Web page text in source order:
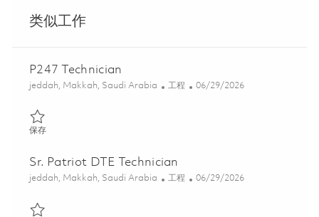
类似工作
P247 Technician
位置
jeddah, Makkah, Saudi Arabia 类别
工程 Posted Date
06/29/2026
保存保存 P247 Technician 01854565
Sr. Patriot DTE Technician
位置
jeddah, Makkah, Saudi Arabia 类别
工程 Posted Date
06/29/2026